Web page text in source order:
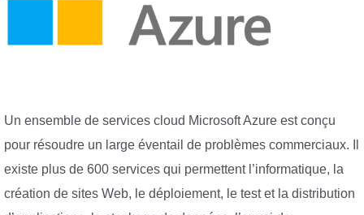
Un ensemble de services cloud Microsoft Azure est conçu
pour résoudre un large éventail de problèmes commerciaux. Il
existe plus de 600 services qui permettent l’informatique, la
création de sites Web, le déploiement, le test et la distribution